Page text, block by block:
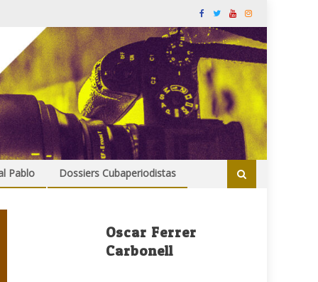
Pablo Dossiers Cubaperiodistas
Oscar Ferrer
Carbonell